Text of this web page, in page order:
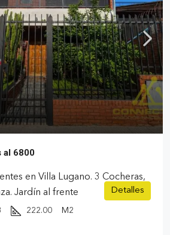
al 6800
en Villa Lugano. 3 Cocheras,
Jardín al frente
222.00 M2
Detalles